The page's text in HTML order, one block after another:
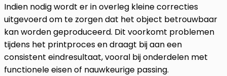
Indien nodig wordt er in overleg kleine correcties
uitgevoerd om te zorgen dat het object betrouwbaar
kan worden geproduceerd. Dit voorkomt problemen
tijdens het printproces en draagt bij aan een
consistent eindresultaat, vooral bij onderdelen met
functionele eisen of nauwkeurige passing.